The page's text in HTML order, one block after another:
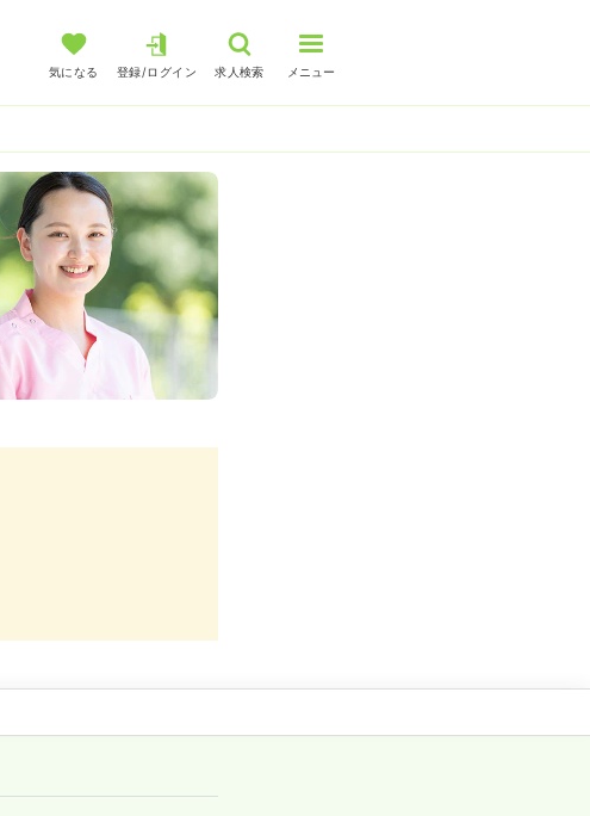
気になる 登録/ログイン 求人検索 メニュー